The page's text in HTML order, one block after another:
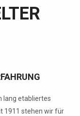
lang etabliertes
1911 stehen wir für